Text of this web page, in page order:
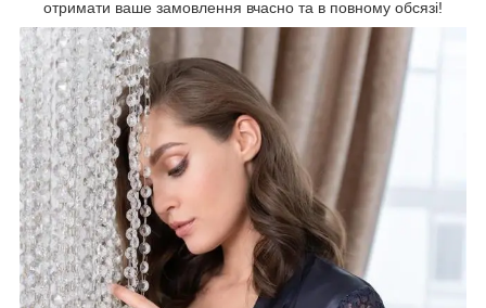
отримати ваше замовлення вчасно та в повному обсязі!